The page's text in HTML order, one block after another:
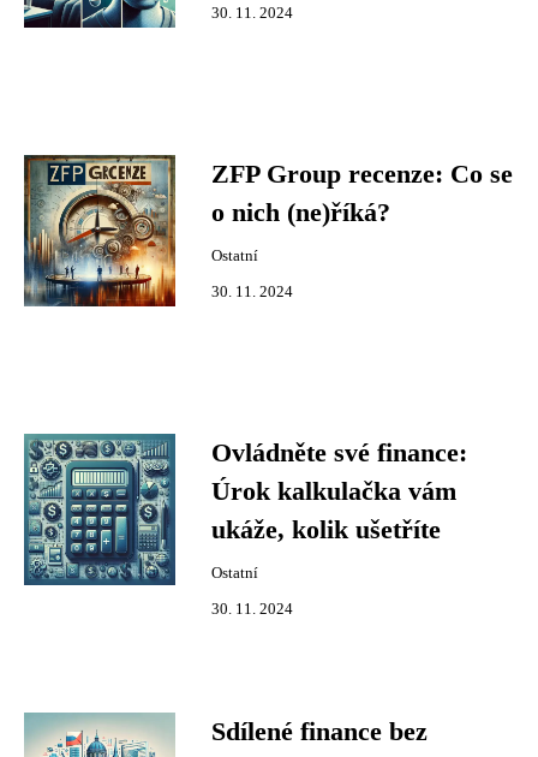
30. 11. 2024
ZFP Group recenze: Co se
o nich (ne)říká?
Ostatní
30. 11. 2024
Ovládněte své finance:
Úrok kalkulačka vám
ukáže, kolik ušetříte
Ostatní
30. 11. 2024
Sdílené finance bez